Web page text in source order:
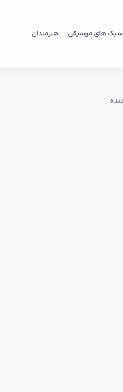
سبک های موسیقی هنرمندان